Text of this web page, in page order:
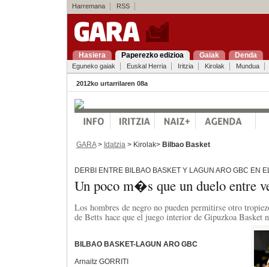
Harremana RSS
Hasiera Paperezko edizioa Gaiak Denda
Eguneko gaiak Euskal Herria Iritzia Kirolak Mundua
2012ko urtarrilaren 08a
GARA> Idatzia > Kirolak> Bilbao Basket
DERBI ENTRE BILBAO BASKET Y LAGUN ARO GBC EN
Un poco m�s que un duelo entre
Los hombres de negro no pueden permitirse otro
de Betts hace que el juego interior de Gipuzkoa Basket
BILBAO BASKET-LAGUN ARO GBC
Arnaitz GORRITI